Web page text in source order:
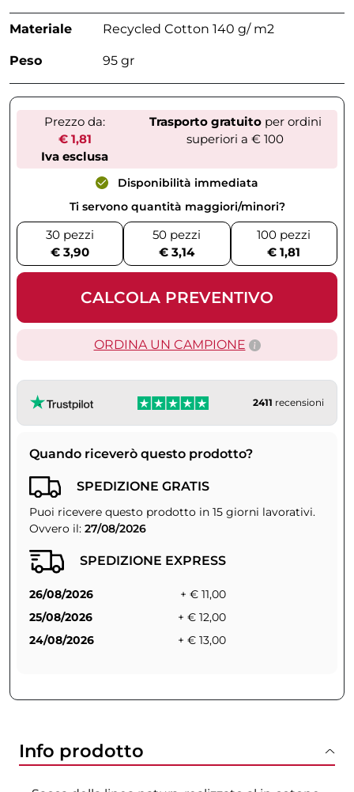
Materiale Recycled Cotton 140 g/ m2
Peso 95 gr
Prezzo da:
€ 1,81
Iva esclusa
Trasporto gratuitoper ordini
superiori a € 100
Disponibilità immediata
Ti servono quantità maggiori/minori?
30 pezzi
€ 3,90
50 pezzi
€ 3,14
100 pezzi
€ 1,81
CALCOLA PREVENTIVO
ORDINA UN CAMPIONE
2411 recensioni
Quando riceverò questo prodotto?
SPEDIZIONE GRATIS
Puoi ricevere questo prodotto in 15 giorni lavorativi.
Ovvero il: 27/08/2026
SPEDIZIONE EXPRESS
26/08/2026
+ € 11,00
25/08/2026
+ € 12,00
24/08/2026
+ € 13,00
Info prodotto